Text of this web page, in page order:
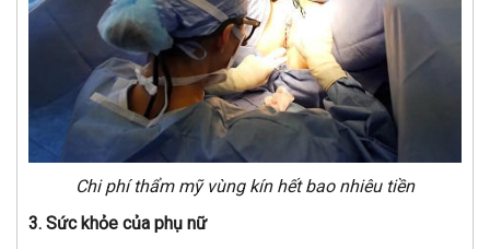
Chi phí thẩm mỹ vùng kín hết bao nhiêu tiền
3. Sức khỏe của phụ nữ